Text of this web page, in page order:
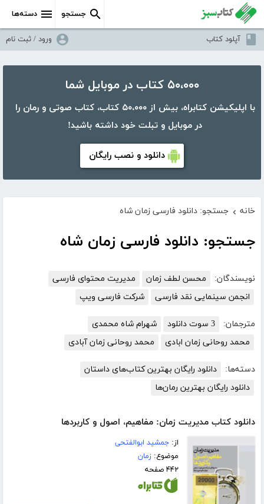
دسته‌ها جستجو
آپلود کتاب ورود / ثبت نام
۵۰،۰۰۰ کتاب در موبایل شما
با اپلیکیشن کتابراه، بیش از ۵۰،۰۰۰ کتاب، کتاب صوتی و رمان را
در موبایل و تبلت خود داشته باشید!
دانلود و نصب رایگان
خانه › جستجو: دانلود فارسی زمان شاه
جستجو: دانلود فارسی زمان شاه
نویسندگان: محسن لطف زمان
مدیریت محتوای فارسی
انجمن سینمایی نقد فارسی
شرکت فارسی ویپ
مترجمان: 3 سوت دانلود
شهرام شاه محمدی
محمد روحانی زمان ابادی
محمد روحانی زمان آبادی
دسته‌ها:
دانلود رایگان بهترین کتاب‌های داستان
دانلود رایگان بهترین رمان‌ها
دانلود کتاب مدیریت زمان: مفاهیم، اصول و کاربردها
از:جمشید ابوالفتحی
موضوع:زمان
۴۴۲ صفحه